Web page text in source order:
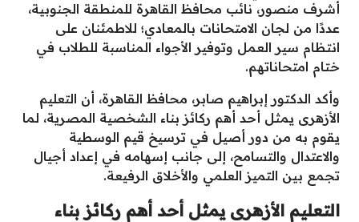
أشرف منصور، نائب محافظ القاهرة للمنطقة الجنوبية،
عددًا من لجان الامتحانات بالمعادي؛ للاطمئنان على
انتظام سير العمل وتوفير الأجواء المناسبة للطلاب في
ختام امتحاناتهم.
وأكد الدكتور إبراهيم صابر، محافظ القاهرة، أن التعليم
الأزهرى يمثل أحد أهم ركائز بناء الشخصية المصرية، لما
يقوم به من دور أصيل في ترسيخ قيم الوسطية
والاعتدال والتسامح، إلى جانب إسهامه في إعداد أجيال
تجمع بين التميز العلمي والأخلاق الرفيعة.
التعليم الأزهرى يمثل أحد أهم ركائز بناء